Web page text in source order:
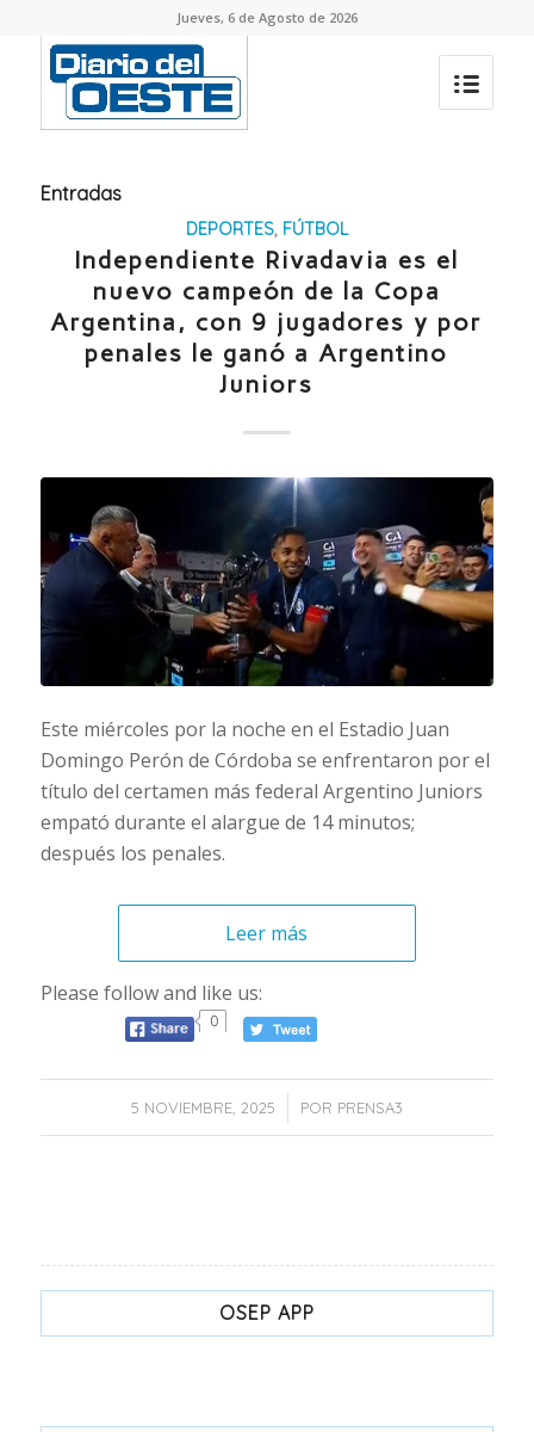
Jueves, 6 de Agosto de 2026
Entradas
DEPORTES, FÚTBOL
Independiente Rivadavia es el
nuevo campeón de la Copa
Argentina, con 9 jugadores y por
penales le ganó a Argentino
Juniors
Este miércoles por la noche en el Estadio Juan
Domingo Perón de Córdoba se enfrentaron por el
título del certamen más federal Argentino Juniors
empató durante el alargue de 14 minutos;
después los penales.
Leer más
Please follow and like us:
0
5 NOVIEMBRE, 2025
/ POR PRENSA3
OSEP APP